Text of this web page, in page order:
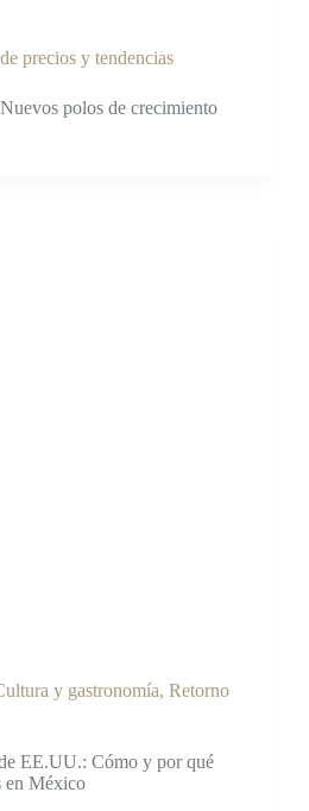
precios y tendencias
polos de crecimiento
y gastronomía, Retorno
EE.UU.: Cómo y por qué
en México